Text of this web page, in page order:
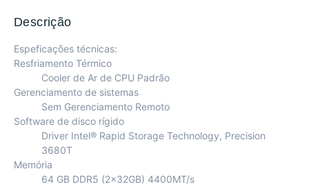
Descrição
Espeficações técnicas:
Resfriamento Térmico
Cooler de Ar de CPU Padrão
Gerenciamento de sistemas
Sem Gerenciamento Remoto
Software de disco rígido
Driver Intel® Rapid Storage Technology, Precision
3680T
Memória
64 GB DDR5 (2x32GB) 4400MT/s